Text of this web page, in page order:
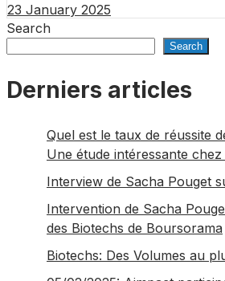
23 January 2025
Search
Search
Derniers articles
Quel est le taux de réussite
Une étude intéressante
Interview de Sacha Pouget
Intervention de Sacha
des Biotechs de Boursorama
Biotechs: Des Volumes au